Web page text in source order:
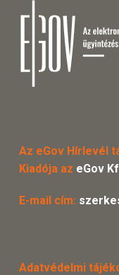
Az eGov Hírlevél
Kiadója az eGov
E-mail cím:
Adatvédelmi